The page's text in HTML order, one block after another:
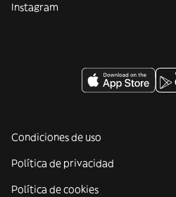
Instagram
Condiciones de uso
Política de privacidad
Política de cookies